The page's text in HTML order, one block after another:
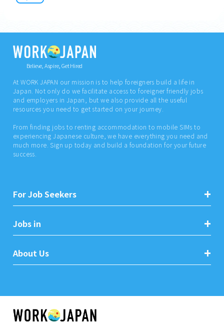
Believe, Aspire, Get Hired
At WORK JAPAN our mission is to help foreigners build a life in
Japan. Not only do we facilitate access to foreigner friendly jobs
and employers in Japan, but we also provide all the useful
resources you need to get started on your journey.
From finding jobs to renting accommodation to mobile SIMs to
experiencing Japanese culture, we have everything you need and
much more. Sign up today and build a foundation for your future
success.
For Job Seekers
Jobs in
About Us